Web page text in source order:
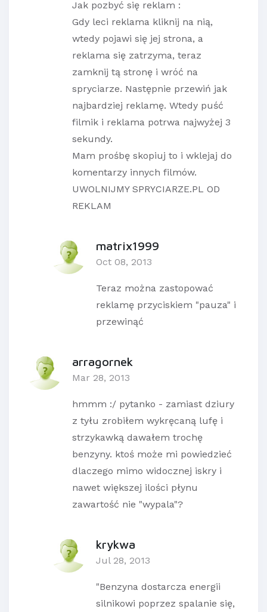
Jak pozbyć się reklam :
Gdy leci reklama kliknij na nią,
wtedy pojawi się jej strona, a
reklama się zatrzyma, teraz
zamknij tą stronę i wróć na
spryciarze. Następnie przewiń jak
najbardziej reklamę. Wtedy puść
filmik i reklama potrwa najwyżej 3
sekundy.
Mam prośbę skopiuj to i wklejaj do
komentarzy innych filmów.
UWOLNIJMY SPRYCIARZE.PL OD
REKLAM
matrix1999
Oct 08, 2013
Teraz można zastopować
reklamę przyciskiem "pauza" i
przewinąć
arragornek
Mar 28, 2013
hmmm :/ pytanko - zamiast dziury
z tyłu zrobiłem wykręcaną lufę i
strzykawką dawałem trochę
benzyny. ktoś może mi powiedzieć
dlaczego mimo widocznej iskry i
nawet większej ilości płynu
zawartość nie "wypala"?
krykwa
Jul 28, 2013
"Benzyna dostarcza energii
silnikowi poprzez spalanie się,